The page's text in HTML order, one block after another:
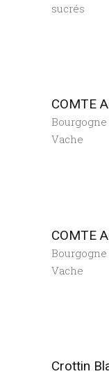
sucrés
COMTE
Vache
COMTE
Vache
Crottin